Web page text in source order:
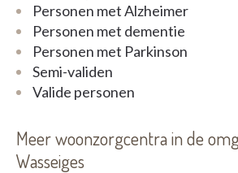
Personen met Alzheimer
Personen met dementie
Personen met Parkinson
Semi-validen
Valide personen
Meer woonzorgcentra in de
Wasseiges